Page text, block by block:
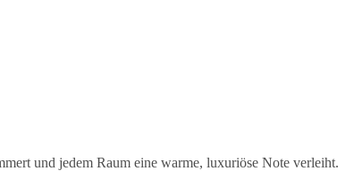
und jedem Raum eine warme, luxuriöse Note verleiht.